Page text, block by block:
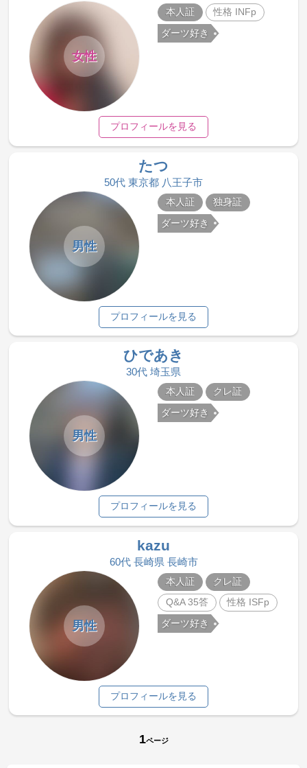
女性
本人証 性格 INFp
ダーツ好き
プロフィールを見る
たつ
50代 東京都 八王子市
男性
本人証 独身証
ダーツ好き
プロフィールを見る
ひであき
30代 埼玉県
男性
本人証 クレ証
ダーツ好き
プロフィールを見る
kazu
60代 長崎県 長崎市
男性
本人証
クレ証
Q&A 35答
性格 ISFp
ダーツ好き
プロフィールを見る
1ページ